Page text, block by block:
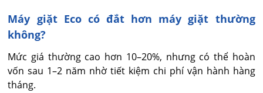
Máy giặt Eco có đắt hơn máy giặt thường
không?
Mức giá thường cao hơn 10–20%, nhưng có thể hoàn
vốn sau 1–2 năm nhờ tiết kiệm chi phí vận hành hàng
tháng.